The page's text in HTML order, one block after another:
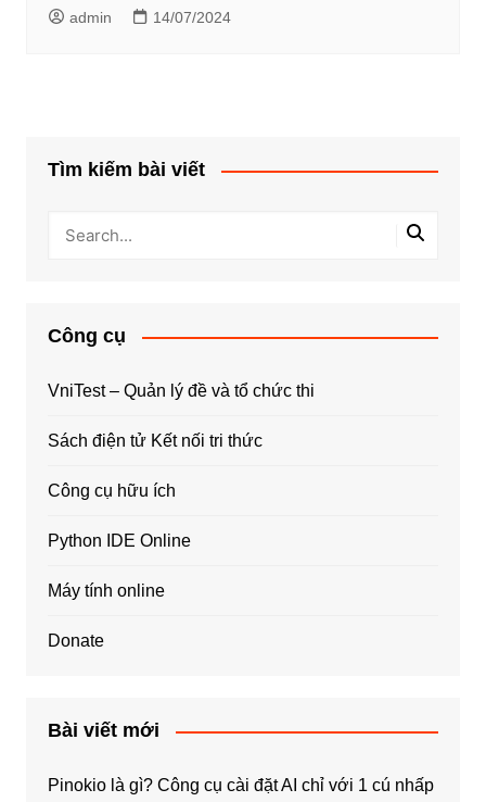
admin 14/07/2024
Tìm kiếm bài viết
Công cụ
VniTest – Quản lý đề và tổ chức thi
Sách điện tử Kết nối tri thức
Công cụ hữu ích
Python IDE Online
Máy tính online
Donate
Bài viết mới
Pinokio là gì? Công cụ cài đặt AI chỉ với 1 cú nhấp